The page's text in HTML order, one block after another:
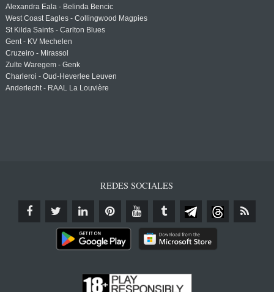
Alexandra Eala - Belinda Bencic
West Coast Eagles - Collingwood Magpies
St Kilda Saints - Carlton Blues
Gent - KV Mechelen
Cruzeiro - Mirassol
Zulte Waregem - Genk
Charleroi - Oud-Heverlee Leuven
Anderlecht - RAAL La Louvière
REDES SOCIALES